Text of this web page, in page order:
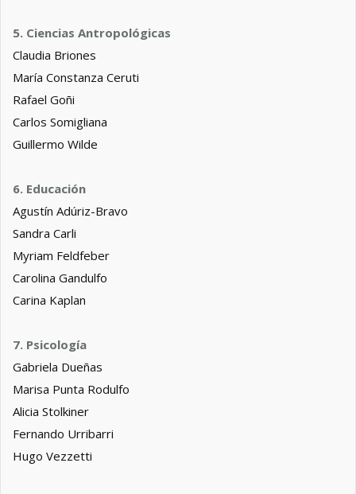
5. Ciencias Antropológicas
Claudia Briones
María Constanza Ceruti
Rafael Goñi
Carlos Somigliana
Guillermo Wilde
6. Educación
Agustín Adúriz-Bravo
Sandra Carli
Myriam Feldfeber
Carolina Gandulfo
Carina Kaplan
7. Psicología
Gabriela Dueñas
Marisa Punta Rodulfo
Alicia Stolkiner
Fernando Urribarri
Hugo Vezzetti